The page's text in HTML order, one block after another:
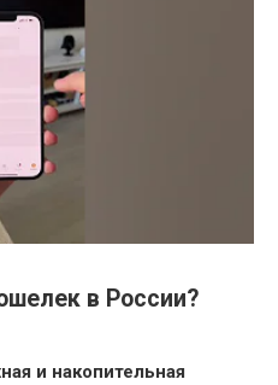
в России?
и накопительная